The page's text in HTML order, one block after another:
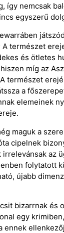
így nemcsak
egyszerű
természet
és ötletes
míg az
természet
a
elemeinek
maguk a
cipelnek
irrelevánsak az
folytatott
újabb
bizarrnak és
egy
ennek